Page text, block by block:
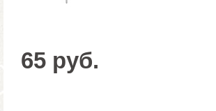
65 руб.